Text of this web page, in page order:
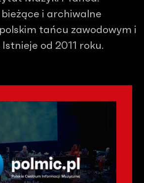
i archiwalne
tańcu zawodowym i
od 2011 roku.